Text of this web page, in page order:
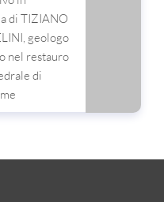
di TIZIANO
geologo
nel restauro
di